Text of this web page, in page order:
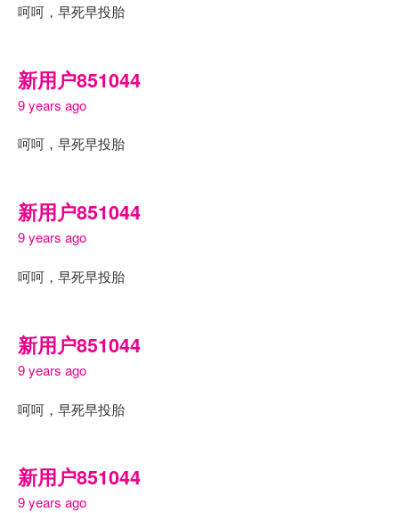
呵呵，早死早投胎
新用户851044
9 years ago
呵呵，早死早投胎
新用户851044
9 years ago
呵呵，早死早投胎
新用户851044
9 years ago
呵呵，早死早投胎
新用户851044
9 years ago